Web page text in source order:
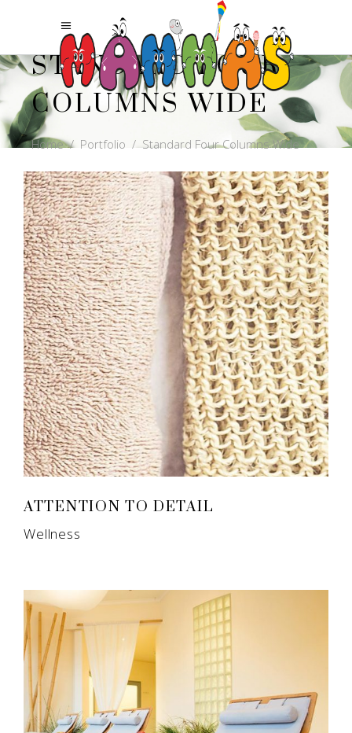
STANDARD FOUR
COLUMNS WIDE
Home/ Portfolio / Standard Four Columns Wide
ATTENTION TO DETAIL
Wellness